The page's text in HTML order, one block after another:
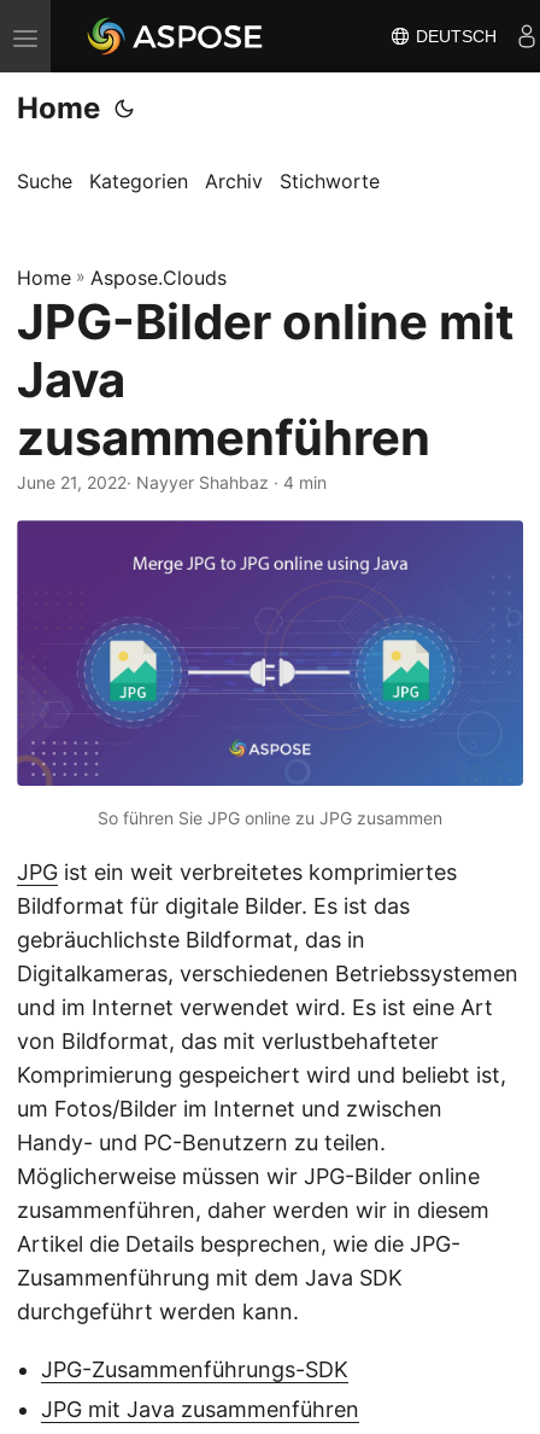
N
a
v
g
i
o
n
s
c
h
DEUTSCH
Home
Suche Kategorien Archiv Stichworte
Home » Aspose.Clouds
JPG-Bilder online mit
Java
zusammenführen
June 21, 2022· Nayyer Shahbaz · 4 min
So führen Sie JPG online zu JPG zusammen
JPG ist ein weit verbreitetes komprimiertes
Bildformat für digitale Bilder. Es ist das
gebräuchlichste Bildformat, das in
Digitalkameras, verschiedenen Betriebssystemen
und im Internet verwendet wird. Es ist eine Art
von Bildformat, das mit verlustbehafteter
Komprimierung gespeichert wird und beliebt ist,
um Fotos/Bilder im Internet und zwischen
Handy- und PC-Benutzern zu teilen.
Möglicherweise müssen wir JPG-Bilder online
zusammenführen, daher werden wir in diesem
Artikel die Details besprechen, wie die JPG-
Zusammenführung mit dem Java SDK
durchgeführt werden kann.
JPG-Zusammenführungs-SDK
JPG mit Java zusammenführen